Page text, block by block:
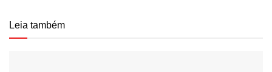
Leia também